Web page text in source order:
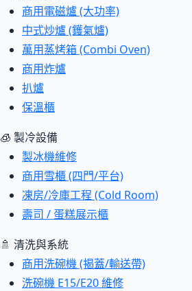
商用電磁爐 (大功率)
中式炒爐 (鑊氣爐)
萬用蒸烤箱 (Combi Oven)
商用炸爐
扒爐
保溫櫃
🧊 製冷設備
製冰機維修
商用雪櫃 (四門/平台)
凍房/冷庫工程 (Cold Room)
壽司 / 蛋糕展示櫃
🚿 清洗與系統
商用洗碗機 (揭蓋/輸送帶)
洗碗機 E15/E20 維修